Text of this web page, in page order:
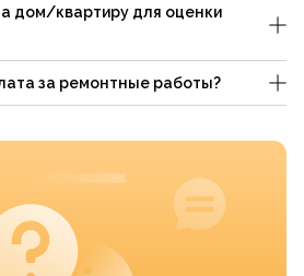
дом/квартиру для оценки
за ремонтные работы?